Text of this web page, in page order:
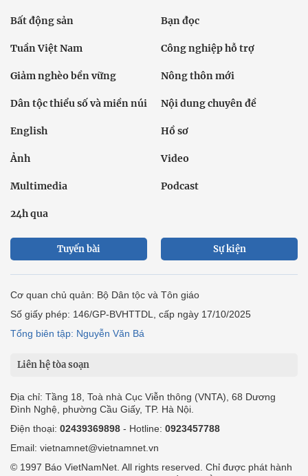
Bất động sản Bạn đọc
Tuần Việt Nam Công nghiệp hỗ trợ
Giảm nghèo bền vững Nông thôn mới
Dân tộc thiểu số và miền núi Nội dung chuyên đề
English Hồ sơ
Ảnh Video
Multimedia Podcast
24h qua
Tuyến bài Sự kiện
Cơ quan chủ quản: Bộ Dân tộc và Tôn giáo
Số giấy phép: 146/GP-BVHTTDL, cấp ngày 17/10/2025
Tổng biên tập: Nguyễn Văn Bá
Liên hệ tòa soạn
Địa chỉ: Tầng 18, Toà nhà Cục Viễn thông (VNTA), 68 Dương
Đình Nghệ, phường Cầu Giấy, TP. Hà Nội.
Điện thoại: 02439369898 - Hotline: 0923457788
Email: vietnamnet@vietnamnet.vn
© 1997 Báo VietNamNet. All rights reserved. Chỉ được phát hành